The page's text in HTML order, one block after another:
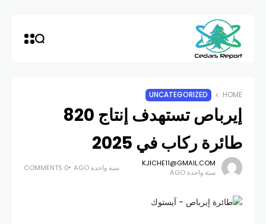
HOME
UNCATEGORIZED
إيرباص تستهدف إنتاج 820
طائرة ركاب في 2025
KJICHE11@GMAIL.COM
سنة واحدة AGO
سنة واحدة AGO 0 COMMENTS